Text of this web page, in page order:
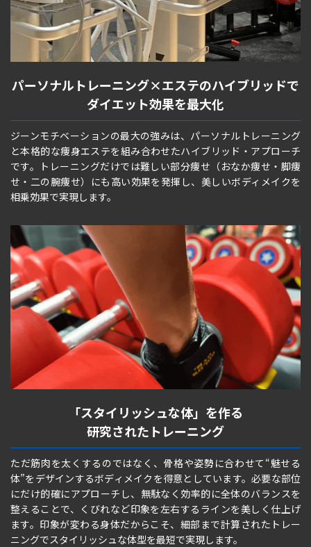
パーソナルトレーニング×エステのハイブリッドで
ダイエット効果を最大化
ジーンモチベーションの最大の強みは、パーソナルトレーニング
と本格的な痩身エステを組み合わせたハイブリッド・アプローチ
です。トレーニングだけでは難しい部分痩せ（おなか痩せ・脚痩
せ・二の腕痩せ）にも高い効果を発揮し、美しいボディメイクを
相乗効果で実現します。
「スタイリッシュな体」を作る
研究されたトレーニング
ただ筋肉を太くするのではなく、骨格や姿勢に合わせて“魅せる
体”をデザインするボディメイクを得意としています。必要な部位
にだけ的確にアプローチし、無駄なく効率的に全体のバランスを
整えることで、くびれなど印象を左右するラインを美しく仕上げ
ます。印象が変わる身体だからこそ、細部まで計算されたトレー
ニングでスタイリッシュな体型を最短で実現します。